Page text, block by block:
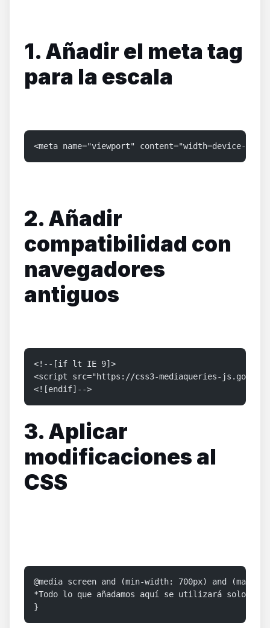
1. Añadir el meta tag
para la escala
<meta name="viewport" content="width=device-
2. Añadir
compatibilidad con
navegadores
antiguos
<!--[if lt IE 9]>
<script src="https://css3-mediaqueries-
<![endif]-->
3. Aplicar
modificaciones al
CSS
@media screen and (min-width: 700px) and (max-
*Todo lo que añadamos aquí se utilizará solo en
}